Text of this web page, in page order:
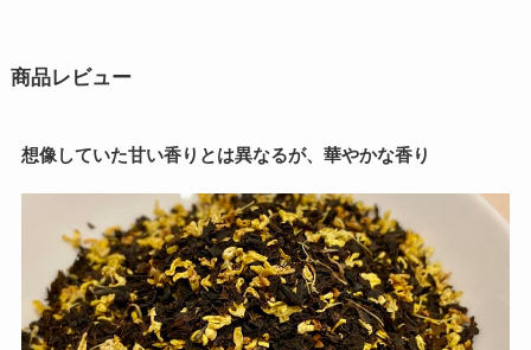
商品レビュー
想像していた甘い香りとは異なるが、華やかな香り